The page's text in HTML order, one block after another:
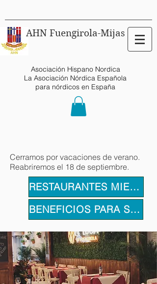
AHN Fuengirola-Mijas
Asociación Hispano Nordica
La Asociación Nórdica Española
para nórdicos en España
Cerramos por vacaciones de verano.
Reabriremos el 18 de septiembre.
RESTAURANTES MIEMBROS
BENEFICIOS PARA SOCIOS